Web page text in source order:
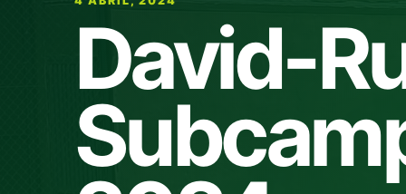
David-